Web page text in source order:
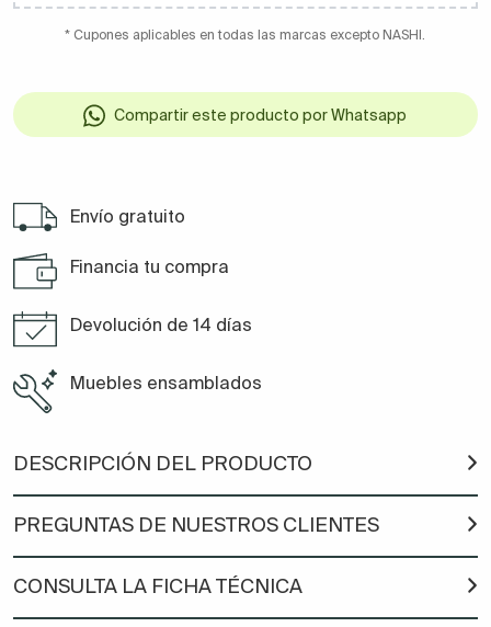
* Cupones aplicables en todas las marcas excepto NASHI.
Compartir este producto por Whatsapp
Envío gratuito
Financia tu compra
Devolución de 14 días
Muebles ensamblados
DESCRIPCIÓN DEL PRODUCTO
PREGUNTAS DE NUESTROS CLIENTES
CONSULTA LA FICHA TÉCNICA